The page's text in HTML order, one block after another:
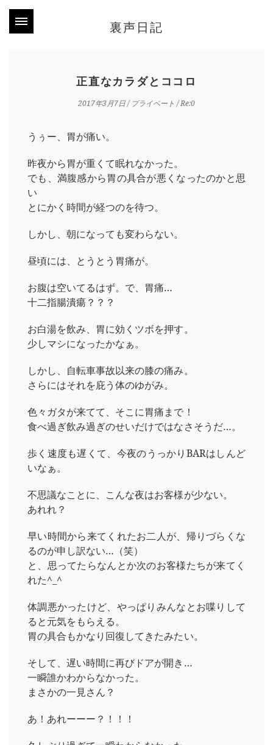
裏声日記
正直なカラダとココロ
2017年3月7日/ プライベート / Re:0
うぅー、胃が痛い。
昨夜から胃が重くて眠れなかった。
でも、満腹感から胃の具合が悪くなったのかと思
い
とにかく時間が経つのを待つ。
しかし、朝になっても変わらない。
昼頃には、とうとう胃痛が。
お腹は空いてるはず。で、胃痛…
十二指腸潰瘍？？？
お白湯を飲み、胃に効くツボを押す。
少しマシになったかなぁ。
しかし、自転車事故以来の膝の痛み。
さらにはそれを庇う体のゆがみ。
色々ガタが来てて、そこに胃痛まで！
食べ過ぎ飲み過ぎのせいだけではなさそうだ…。
歩く速度も遅くて、今夜のうっかりBARはしんど
いなぁ。
不思議なことに、こんな夜はお客様が少ない。
あれれ？
早い時間から来てくれたお二人が、帰りづらくな
るのが申し訳ない…（笑）
と、思ってたらなんとか次のお客様たちが来てく
れた^_^
体調悪かったけど、やっぱりみんなとお喋りして
ると元気をもらえる。
胃の具合もかなり回復してきたみたい。
そして、遅い時間に再びドアが開き…
一瞬誰かわからなかった。
まさかの一見さん？
あ！あれーーー？！！！